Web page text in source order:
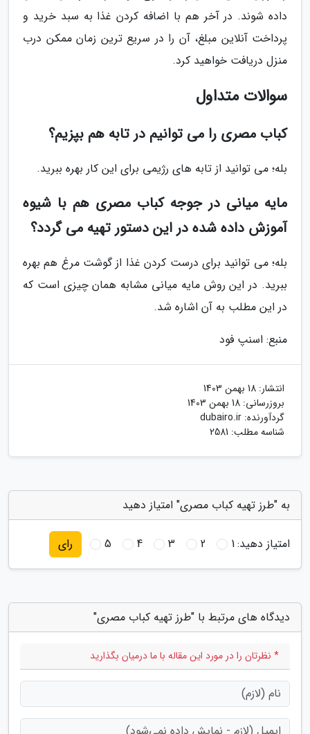
داده شوند. در آخر هم با اضافه کردن غذا به سبد خرید و
پرداخت آنلاین مبلغ، آن را در سریع ترین زمان ممکن درب
منزل دریافت خواهید کرد.
سوالات متداول
کباب مصری را می توانیم در تابه هم بپزیم؟
بله؛ می توانید از تابه های رژیمی برای این کار بهره ببرید.
مایه میانی در جوجه کباب مصری هم با شیوه
آموزش داده شده در این دستور تهیه می گردد؟
بله؛ می توانید برای درست کردن غذا از گوشت مرغ هم بهره
ببرید. در این روش مایه میانی مشابه همان چیزی است که
در این مطلب به آن اشاره شد.
منبع: اسنپ فود
انتشار: 18 بهمن 1403
بروزرسانی: 18 بهمن 1403
گردآورنده: dubairo.ir
شناسه مطلب: 2581
به "طرز تهیه کباب مصری" امتیاز دهید
امتیاز دهید:1
2
3
4
5 رای
دیدگاه های مرتبط با "طرز تهیه کباب مصری"
* نظرتان را در مورد این مقاله با ما درمیان بگذارید